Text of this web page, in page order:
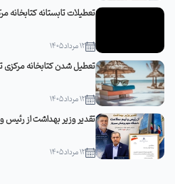
تعطیلات تابستانه کتابخانه مرکزی از 13 مرداد تا 7
12 مرداد 1405
تعطیل شدن کتابخانه مرکزی
12 مرداد 1405
تقدیر وزیر بهداشت از
12 مرداد 1405